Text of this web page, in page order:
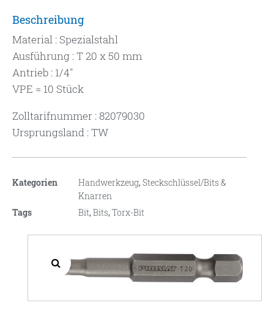
Beschreibung
Material : Spezialstahl
Ausführung : T 20 x 50 mm
Antrieb : 1/4″
VPE = 10 Stück
Zolltarifnummer : 82079030
Ursprungsland : TW
Kategorien Handwerkzeug,Steckschlüssel/Bits &
Knarren
Tags
Bit,Bits,Torx-Bit